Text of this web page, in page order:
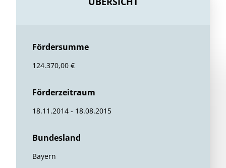
Fördersumme
124.370,00 €
Förderzeitraum
18.11.2014 - 18.08.2015
Bundesland
Bayern